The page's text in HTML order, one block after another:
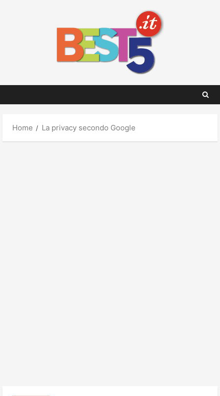
Home La privacy secondo Google